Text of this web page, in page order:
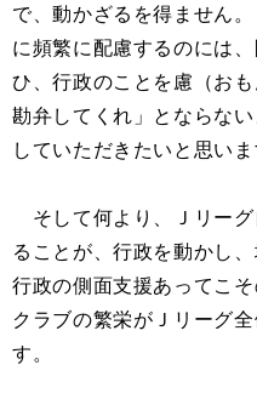
で、動かざるを得ません
に頻繁に配慮するのには
ひ、行政のことを慮（お
勘弁してくれ」とならな
していただきたいと思いま
そして何より、Ｊリー
ることが、行政を動かし
行政の側面支援あってこ
クラブの繁栄がＪリーグ
す。